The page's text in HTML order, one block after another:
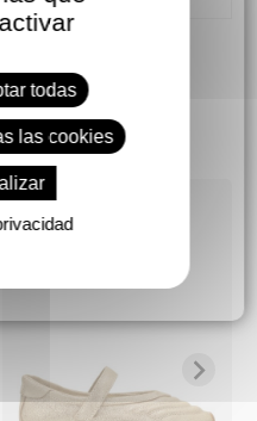
todas
las cookies